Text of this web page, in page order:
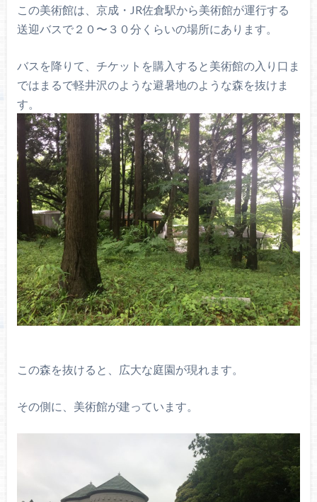
この美術館は、京成・JR佐倉駅から美術館が運行する
送迎バスで２０〜３０分くらいの場所にあります。
バスを降りて、チケットを購入すると美術館の入り口ま
ではまるで軽井沢のような避暑地のような森を抜けま
す。
この森を抜けると、広大な庭園が現れます。
その側に、美術館が建っています。